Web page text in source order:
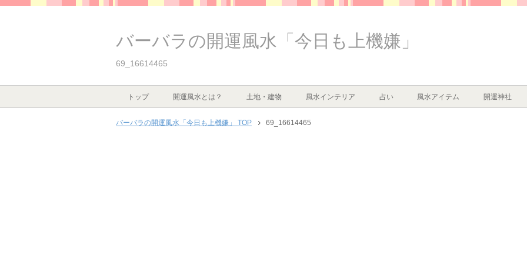
バーバラの開運風水「今日も上機嫌」
69_16614465
トップ 開運風水とは？ 土地・建物 風水インテリア 占い 風水アイテム 開運神社
バーバラの開運風水「今日も上機嫌」 TOP 69_16614465